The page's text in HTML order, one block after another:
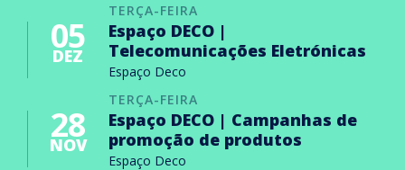
TERÇA-FEIRA
05
DEZ
Espaço DECO |
Telecomunicações Eletrónicas
Espaço Deco
TERÇA-FEIRA
28
NOV
Espaço DECO | Campanhas de
promoção de produtos
Espaço Deco